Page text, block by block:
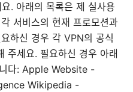
. 아래의 목록은 제 실사용
서비스의 현재 프로모션과
하신 경우 각 VPN의 공식
주세요. 필요하신 경우 아래
다: Apple Website -
Wikipedia -